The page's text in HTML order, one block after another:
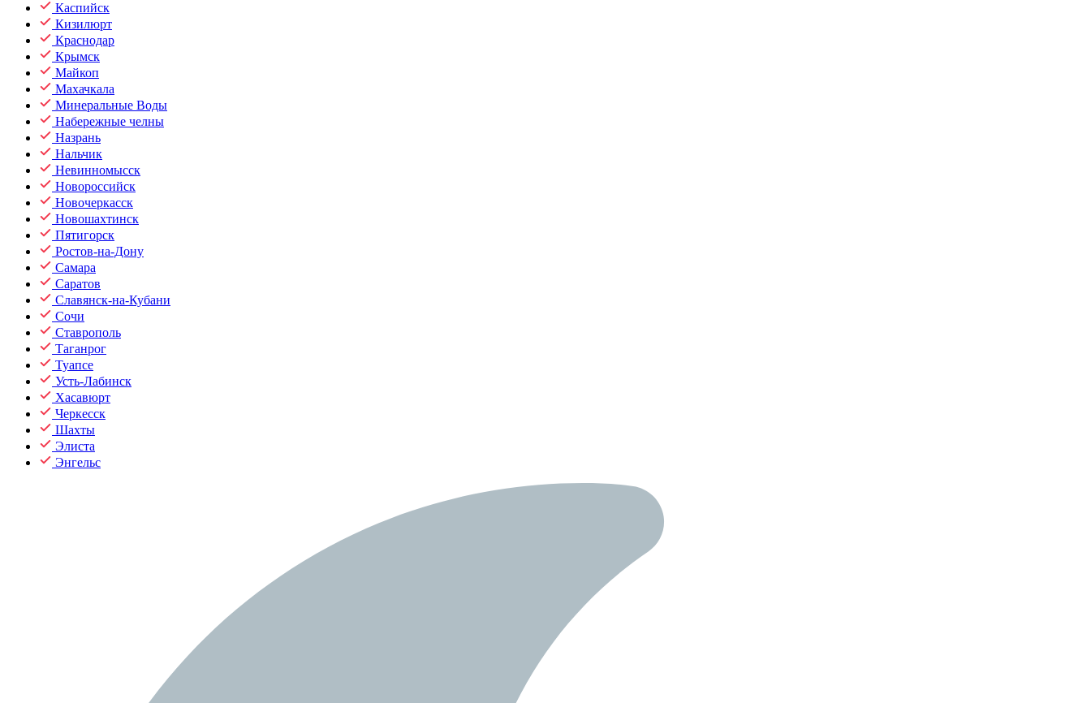
Каспийск
Кизилюрт
Краснодар
Крымск
Майкоп
Махачкала
Минеральные Воды
Набережные челны
Назрань
Нальчик
Невинномысск
Новороссийск
Новочеркасск
Новошахтинск
Пятигорск
Ростов-на-Дону
Самара
Саратов
Славянск-на-Кубани
Сочи
Ставрополь
Таганрог
Туапсе
Усть-Лабинск
Хасавюрт
Черкесск
Шахты
Элиста
Энгельс